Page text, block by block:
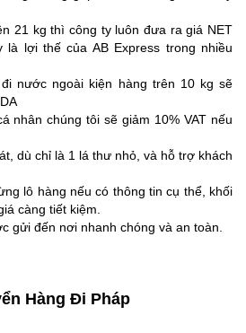
21 kg thì công ty luôn đưa ra giá NET
lợi thế của AB Express trong nhiều
ngoài kiện hàng trên 10 kg sẽ
chúng tôi sẽ giảm 10% VAT nếu
dù chỉ là 1 lá thư nhỏ, và hỗ trợ khách
lô hàng nếu có thông tin cụ thể, khối
càng tiết kiệm.
đến nơi nhanh chóng và an toàn.
Hàng Đi Pháp